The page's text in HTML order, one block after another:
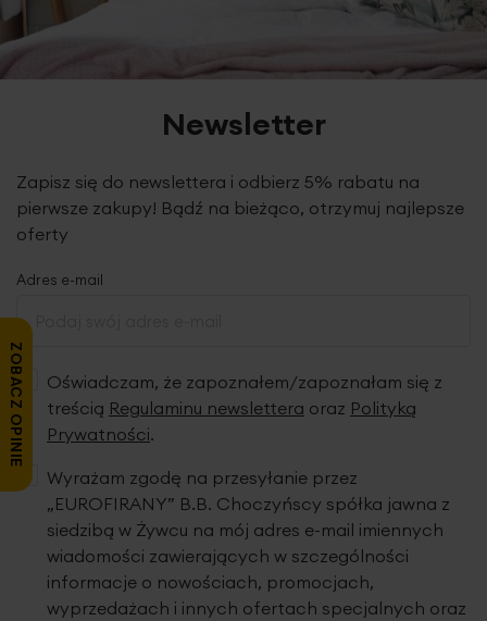
Newsletter
Zapisz się do newslettera i odbierz 5% rabatu na
pierwsze zakupy! Bądź na bieżąco, otrzymuj najlepsze
oferty
Adres e-mail
Oświadczam, że zapoznałem/zapoznałam się z
treścią Regulaminu newslettera oraz Polityką
Prywatności.
Wyrażam zgodę na przesyłanie przez
„EUROFIRANY” B.B. Choczyńscy spółka jawna z
siedzibą w Żywcu na mój adres e-mail imiennych
wiadomości zawierających w szczególności
informacje o nowościach, promocjach,
wyprzedażach i innych ofertach specjalnych oraz
ZOBACZ OPINIE